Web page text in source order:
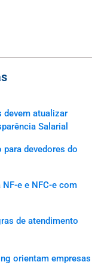
devem atualizar
Salarial
para devedores do
e e NFC-e com
de atendimento
orientam empresas